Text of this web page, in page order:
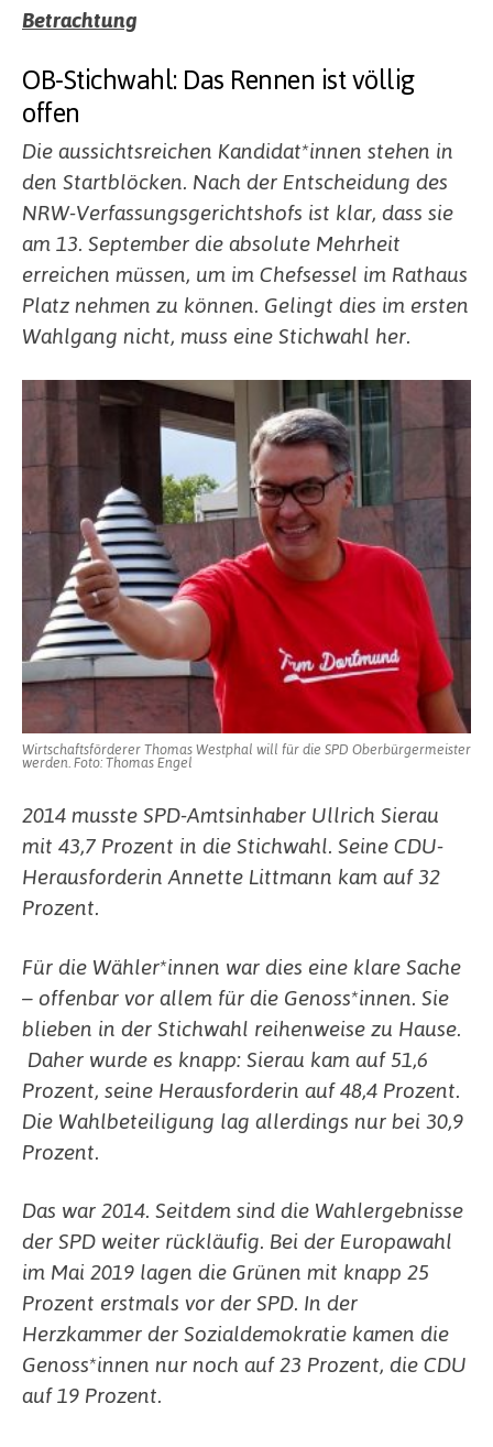
Betrachtung
OB-Stichwahl: Das Rennen ist völlig
offen
Die aussichtsreichen Kandidat*innen stehen in
den Startblöcken. Nach der Entscheidung des
NRW-Verfassungsgerichtshofs ist klar, dass sie
am 13. September die absolute Mehrheit
erreichen müssen, um im Chefsessel im Rathaus
Platz nehmen zu können. Gelingt dies im ersten
Wahlgang nicht, muss eine Stichwahl her.
Wirtschaftsförderer Thomas Westphal will für die SPD Oberbürgermeister
werden. Foto: Thomas Engel
2014 musste SPD-Amtsinhaber Ullrich Sierau
mit 43,7 Prozent in die Stichwahl. Seine CDU-
Herausforderin Annette Littmann kam auf 32
Prozent.
Für die Wähler*innen war dies eine klare Sache
– offenbar vor allem für die Genoss*innen. Sie
blieben in der Stichwahl reihenweise zu Hause.
Daher wurde es knapp: Sierau kam auf 51,6
Prozent, seine Herausforderin auf 48,4 Prozent.
Die Wahlbeteiligung lag allerdings nur bei 30,9
Prozent.
Das war 2014. Seitdem sind die Wahlergebnisse
der SPD weiter rückläufig. Bei der Europawahl
im Mai 2019 lagen die Grünen mit knapp 25
Prozent erstmals vor der SPD. In der
Herzkammer der Sozialdemokratie kamen die
Genoss*innen nur noch auf 23 Prozent, die CDU
auf 19 Prozent.